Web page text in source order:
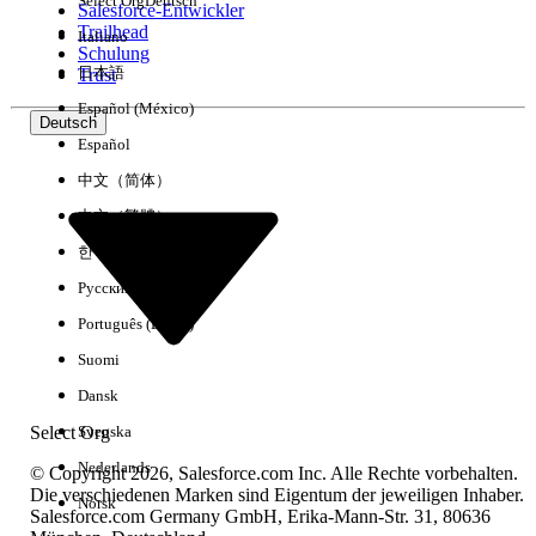
Erfahrung
Keine Ergebnisse
Salesforce-Entwickler
Trailhead
Schulung
Trust
Deutsch
Select Org
Italiano
日本語
Español (México)
Español
中文（简体）
中文（繁體）
한국어
Русский
Português (Brasil)
Suomi
Dansk
Svenska
Nederlands
Norsk
© Copyright 2026, Salesforce.com Inc. Alle Rechte vorbehalten.
Die verschiedenen Marken sind Eigentum der jeweiligen Inhaber.
Salesforce.com Germany GmbH, Erika-Mann-Str. 31, 80636